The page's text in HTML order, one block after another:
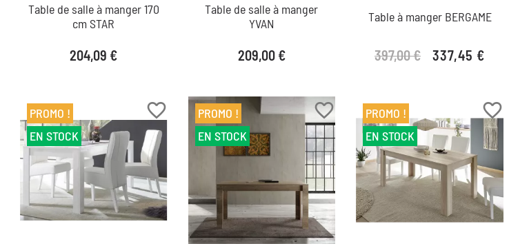
Table de salle à manger 170
cm STAR
Prix
204,09 €
Table de salle à manger
YVAN
Prix
209,00 €
Table à manger BERGAME
Prix de base
397,00 € Prix
337,45 €
favorite_border
PROMO !
EN STOCK
favorite_border
PROMO !
EN STOCK
favorite_border
PROMO !
EN STOCK